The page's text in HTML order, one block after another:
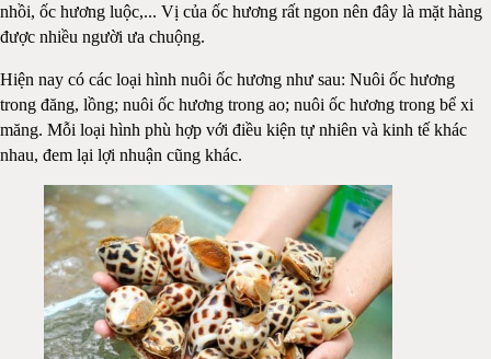
nhồi, ốc hương luộc,... Vị của ốc hương rất ngon nên đây là mặt hàng
được nhiều người ưa chuộng.
Hiện nay có các loại hình nuôi ốc hương như sau: Nuôi ốc hương
trong đăng, lồng; nuôi ốc hương trong ao; nuôi ốc hương trong bể xi
măng. Mỗi loại hình phù hợp với điều kiện tự nhiên và kinh tế khác
nhau, đem lại lợi nhuận cũng khác.